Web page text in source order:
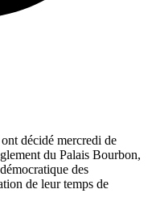
décidé mercredi de
du Palais Bourbon,
des
de leur temps de